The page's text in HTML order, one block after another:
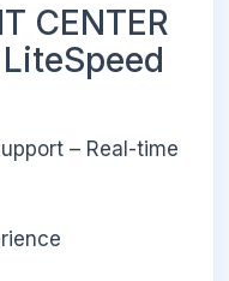
CENTER
– Real-time